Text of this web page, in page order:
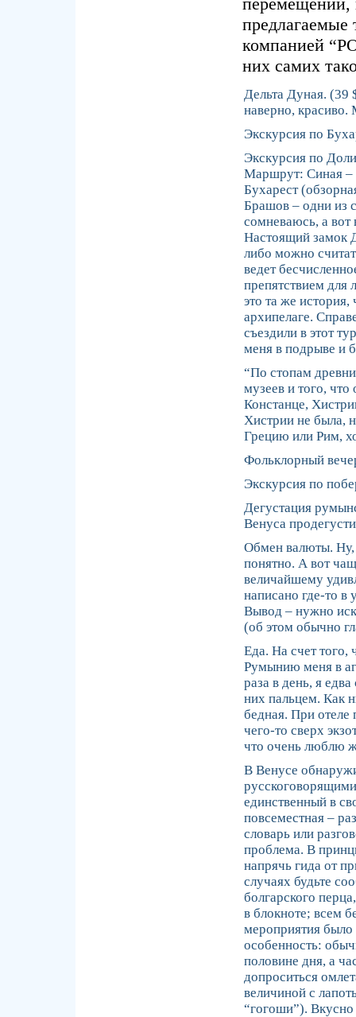
предлагаемые
компанией
них самих
Дельта Дуная. (39
наверно,
Экскурсия по
Экскурсия по
Маршрут: Синая –
Бухарест
Брашов – одни из
сомневаюсь, а
Настоящий замок
либо можно
ведет
препятствием
это та же
архипелаге.
съездили в этот
меня в подрыве и
“По стопам
музеев и того,
Констанце,
Хистрии не была,
Грецию или Рим,
Фольклорный
Экскурсия по
Дегустация
Венуса
Обмен валюты. Ну,
понятно. А вот
величайшему
написано где-то в
Вывод – нужно
(об этом обычно
Еда. На счет того,
Румынию меня в
раза в день, я
них пальцем. Как
бедная. При отеле
чего-то сверх
что очень люблю
В Венусе
единственный в
повсеместная –
словарь или
проблема. В
напрячь гида от
случаях будьте
болгарского
в блокноте; всем
мероприятия было
особенность:
половине дня, а
допроситься
величиной с
“гогоши”).